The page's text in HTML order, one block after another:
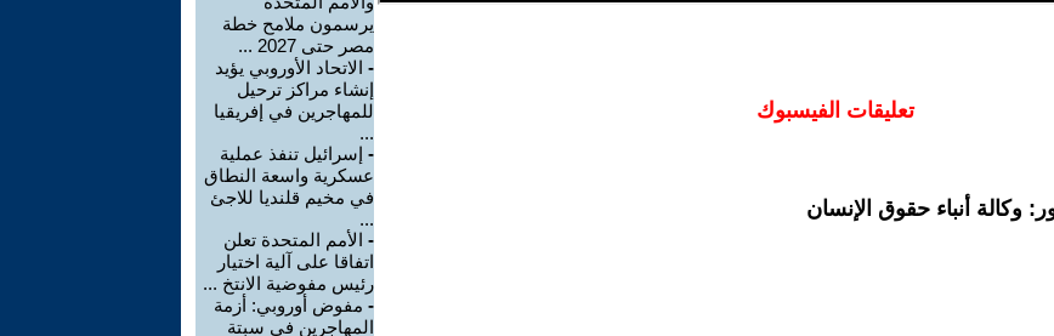
تعليقات الفيسبوك
وكالة أنباء حقوق الإنسان
يرسمون ملامح خطة
مصر حتى 2027 ...
- الاتحاد الأوروبي يؤيد
إنشاء مراكز ترحيل
للمهاجرين في إفريقيا
...
- إسرائيل تنفذ عملية
عسكرية واسعة النطاق
في مخيم قلنديا للاجئ
...
- الأمم المتحدة تعلن
اتفاقا على آلية اختيار
رئيس مفوضية الانتخ ...
- مفوض أوروبي: أزمة
المهاجرين في سبتة